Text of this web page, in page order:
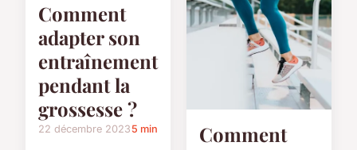
Comment
adapter son
entraînement
pendant la
grossesse ?
22 décembre 2023 5 min
Comment